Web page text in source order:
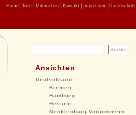
Home Idee Mitmachen Kontakt Impressum Datenschutz
Ansichten
Deutschland
Bremen
Hamburg
Hessen
Mecklenburg-Vorpommern